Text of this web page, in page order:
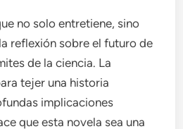
no solo entretiene, sino
reflexión sobre el futuro de
de la ciencia. La
tejer una historia
implicaciones
que esta novela sea una